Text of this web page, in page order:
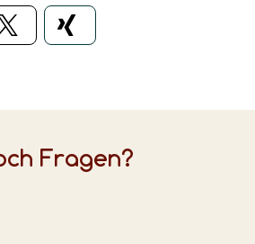
sozialen Medien
Fragen?